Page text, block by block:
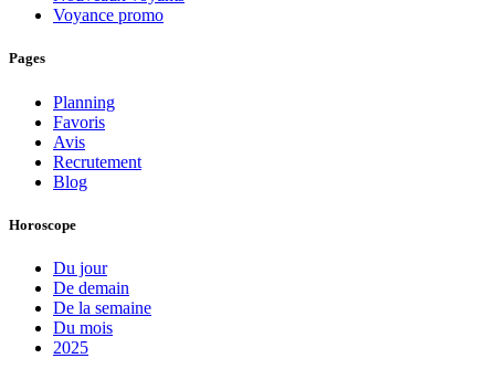
Voyance promo
Pages
Planning
Favoris
Avis
Recrutement
Blog
Horoscope
Du jour
De demain
De la semaine
Du mois
2025